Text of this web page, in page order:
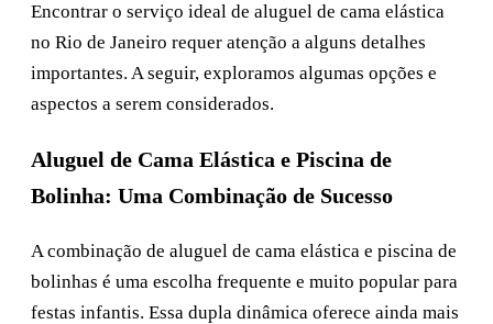
Encontrar o serviço ideal de aluguel de cama elástica
no Rio de Janeiro requer atenção a alguns detalhes
importantes. A seguir, exploramos algumas opções e
aspectos a serem considerados.
Aluguel de Cama Elástica e Piscina de
Bolinha: Uma Combinação de Sucesso
A combinação de aluguel de cama elástica e piscina de
bolinhas é uma escolha frequente e muito popular para
festas infantis. Essa dupla dinâmica oferece ainda mais